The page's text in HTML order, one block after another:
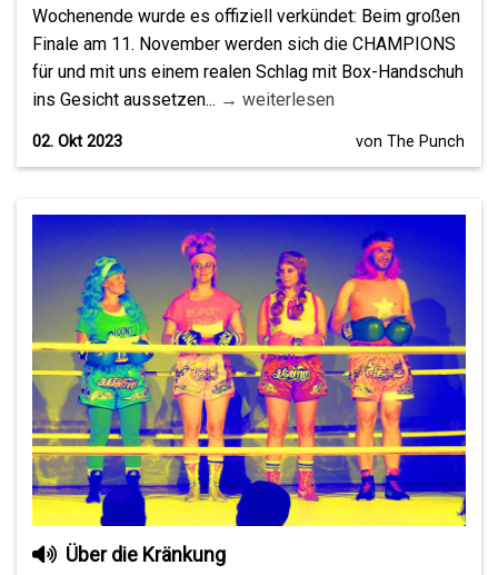
Wochenende wurde es offiziell verkündet: Beim großen
Finale am 11. November werden sich die CHAMPIONS
für und mit uns einem realen Schlag mit Box-Handschuh
ins Gesicht aussetzen... → weiterlesen
02. Okt 2023 von The Punch
Über die Kränkung